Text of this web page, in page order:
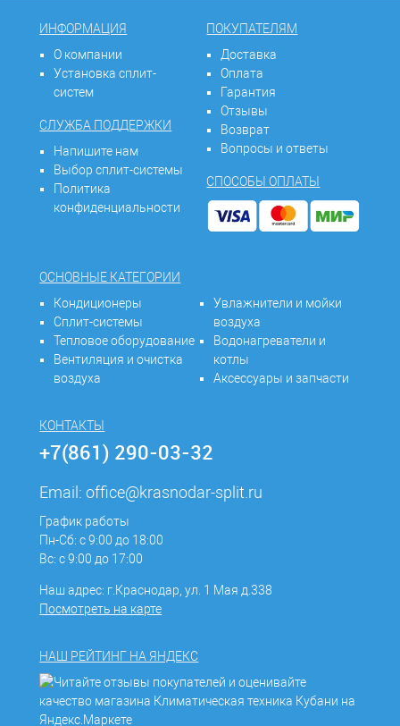
ИНФОРМАЦИЯ
О компании
Установка сплит-
систем
СЛУЖБА ПОДДЕРЖКИ
Напишите нам
Выбор сплит-системы
Политика
конфиденциальности
ПОКУПАТЕЛЯМ
Доставка
Оплата
Гарантия
Отзывы
Возврат
Вопросы и ответы
СПОСОБЫ ОПЛАТЫ
ОСНОВНЫЕ КАТЕГОРИИ
Кондиционеры
Сплит-системы
Тепловое оборудование
Вентиляция и очистка
воздуха
Увлажнители и мойки
воздуха
Водонагреватели и
котлы
Аксессуары и запчасти
КОНТАКТЫ
+7(861) 290-03-32
Email:office@krasnodar-split.ru
График работы
Пн-Сб: с 9:00 до 18:00
Вс: с 9:00 до 17:00
Наш адрес: г.Краснодар, ул. 1 Мая д.338
Посмотреть на карте
НАШ РЕЙТИНГ НА ЯНДЕКС